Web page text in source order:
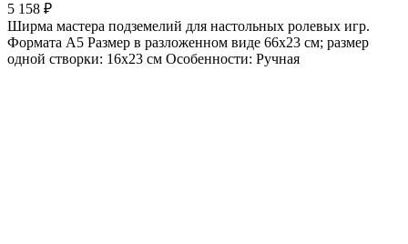
5 158 ₽
Ширма мастера подземелий для настольных ролевых игр.
Формата А5 Размер в разложенном виде 66х23 см; размер
одной створки: 16х23 см Особенности: Ручная